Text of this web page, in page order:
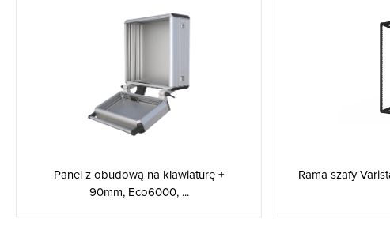
Panel z obudową na klawiaturę +
90mm, Eco6000, ...
Rama szafy